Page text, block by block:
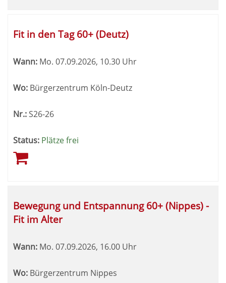
Fit in den Tag 60+ (Deutz)
Wann: Mo. 07.09.2026, 10.30 Uhr
Wo: Bürgerzentrum Köln-Deutz
Nr.:S26-26
Status: Plätze frei
Bewegung und Entspannung 60+ (Nippes) -
Fit im Alter
Wann: Mo. 07.09.2026, 16.00 Uhr
Wo: Bürgerzentrum Nippes